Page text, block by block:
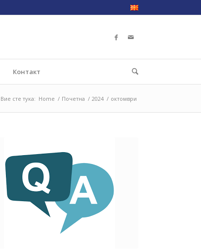
Контакт
Вие сте тука: Home / Почетна / 2024 / октомври